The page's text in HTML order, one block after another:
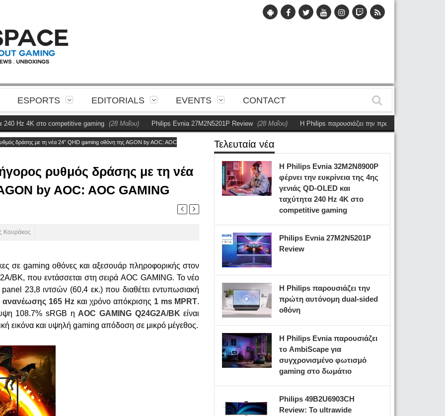
ESPORTS EDITORIALS EVENTS CONTACT
4K στο competitive gaming (28 Μαΐου) Philips Evnia 27M2N5201P Review (28 Μαΐου) Η Philips παρουσιάζει την πρώτη αυτόνομη dual-sided
δράσης με τη νέα 24″ QHD gaming οθόνη της AGON by AOC: AOC
ρυθμός δράσης με τη νέα
by AOC: AOC GAMING
Κουράκος
σε gaming οθόνες και αξεσουάρ πληροφορικής στον
BK, που εντάσσεται στη σειρά AOC GAMING. Το νέο
23,8 ιντσών (60,4 εκ.) που διαθέτει εντυπωσιακή
ανανέωσης 165 Hzκαι χρόνο απόκρισης 1 ms MPRT.
108.7% sRGB η AOC GAMING Q24G2A/BK είναι
εικόνα και υψηλή gaming απόδοση σε μικρό μέγεθος.
Τελευταία νέα
Η Philips Evnia 32M2N8900P
φέρνει την ευκρίνεια της 4ης
γενιάς QD-OLED και
ταχύτητα 240 Hz 4K στο
competitive gaming
Philips Evnia 27M2N5201P
Review
Η Philips παρουσιάζει την
πρώτη αυτόνομη dual-sided
οθόνη
Η Philips Evnia παρουσιάζει
το AmbiScape για
συγχρονισμένο φωτισμό
gaming στο δωμάτιο
Philips 49B2U6903CH
Review: Το ultrawide